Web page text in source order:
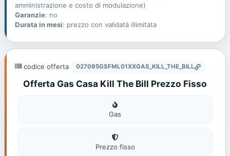
amministrazione e costo di modulazione)
Garanzie: no
Durata in mesi: prezzo con validatà illimitata
codice offerta 027095GSFML01XXGAS_KILL_THE_BILL
Offerta Gas Casa Kill The Bill Prezzo Fisso
Gas
Gas
Prezzo fisso